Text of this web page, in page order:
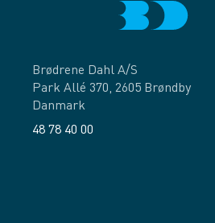
Brødrene Dahl A/S
Park Allé 370, 2605 Brøndby
Danmark
48 78 40 00